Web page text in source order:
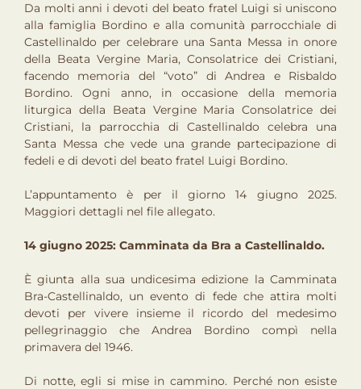
Da molti anni i devoti del beato fratel Luigi si uniscono
alla famiglia Bordino e alla comunità parrocchiale di
Castellinaldo per celebrare una Santa Messa in onore
della Beata Vergine Maria, Consolatrice dei Cristiani,
facendo memoria del “voto” di Andrea e Risbaldo
Bordino. Ogni anno, in occasione della memoria
liturgica della Beata Vergine Maria Consolatrice dei
Cristiani, la parrocchia di Castellinaldo celebra una
Santa Messa che vede una grande partecipazione di
fedeli e di devoti del beato fratel Luigi Bordino.
L’appuntamento è per il giorno 14 giugno 2025.
Maggiori dettagli nel file allegato.
14 giugno 2025: Camminata da Bra a Castellinaldo.
È giunta alla sua undicesima edizione la Camminata
Bra-Castellinaldo, un evento di fede che attira molti
devoti per vivere insieme il ricordo del medesimo
pellegrinaggio che Andrea Bordino compì nella
primavera del 1946.
Di notte, egli si mise in cammino. Perché non esiste